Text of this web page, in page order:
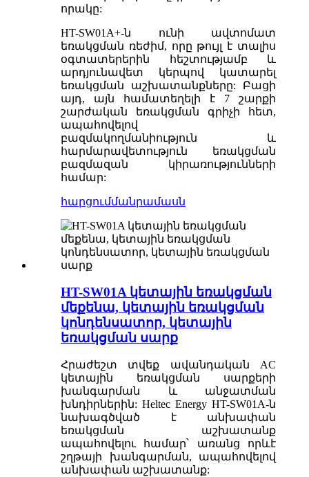
որակը:
HT-SW01A+-ն ունի ավտոմատ
եռակցման ռեժիմ, որը թույլ է տալիս
օգտատերերին հեշտությամբ և
արդյունավետ կերպով կատարել
եռակցման աշխատանքները: Բացի
այդ, այն համատեղելի է 7 շարքի
շարժական եռակցման գրիչի հետ,
ապահովելով
բազմակողմանիություն և
հարմարավետություն եռակցման
բազմազան կիրառությունների
համար:
հարցումմանրամասն
HT-SW01A կետային եռակցման
մեքենա, կետային եռակցման
կոնդենսատոր, կետային
եռակցման սարք
Հրաժեշտ տվեք ավանդական AC
կետային եռակցման սարքերի
խանգարման և անջատման
խնդիրներին: Heltec Energy HT-SW01A-ն
նախագծված է անխափան
եռակցման աշխատանք
ապահովելու համար՝ առանց որևէ
շղթայի խանգարման, ապահովելով
անխափան աշխատանք: